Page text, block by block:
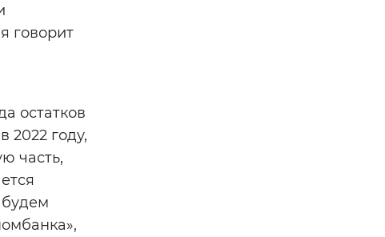
говорит
остатков
2022 году,
часть,
будем